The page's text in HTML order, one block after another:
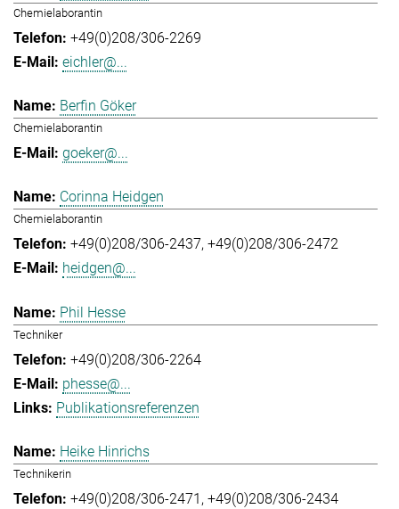
Chemielaborantin
+49(0)208/306-2269
eichler@...
Berfin Göker
Chemielaborantin
goeker@...
Corinna Heidgen
Chemielaborantin
+49(0)208/306-2437 +49(0)208/306-2472
heidgen@...
Phil Hesse
Techniker
+49(0)208/306-2264
phesse@...
Publikationsreferenzen
Heike Hinrichs
Technikerin
+49(0)208/306-2471 +49(0)208/306-2434